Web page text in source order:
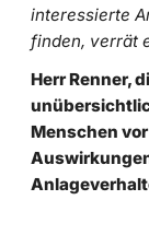
interessierte
finden, verrät
Herr Renner,
Menschen